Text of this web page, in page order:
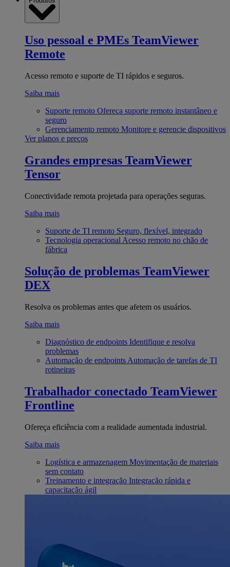
Uso pessoal e PMEs TeamViewer
Remote
Acesso remoto e suporte de TI rápidos e seguros.
Saiba mais
Suporte remoto Ofereça suporte remoto instantâneo e
seguro
Gerenciamento remoto Monitore e gerencie dispositivos
Ver planos e preços
Grandes empresas TeamViewer
Tensor
Conectividade remota projetada para operações seguras.
Saiba mais
Suporte de TI remoto Seguro, flexível, integrado
Tecnologia operacional Acesso remoto no chão de
fábrica
Solução de problemas TeamViewer
DEX
Resolva os problemas antes que afetem os usuários.
Saiba mais
Diagnóstico de endpoints Identifique e resolva
problemas
Automação de endpoints Automação de tarefas de TI
rotineiras
Trabalhador conectado TeamViewer
Frontline
Ofereça eficiência com a realidade aumentada industrial.
Saiba mais
Logística e armazenagem Movimentação de materiais
sem contato
Treinamento e integração Integração rápida e
capacitação ágil